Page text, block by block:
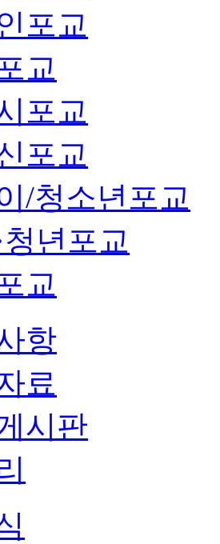
포교
교
포교
포교
/청소년포교
청년포교
교
항
료
시판